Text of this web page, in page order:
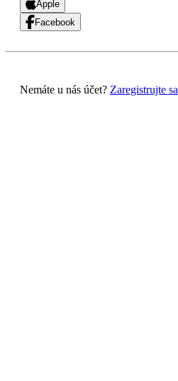
Apple
Facebook
Nemáte u nás účet? Zaregistrujte sa